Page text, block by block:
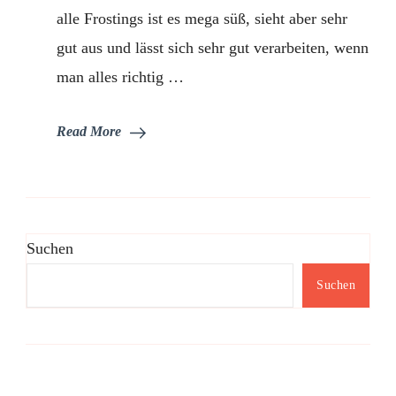
alle Frostings ist es mega süß, sieht aber sehr
gut aus und lässt sich sehr gut verarbeiten, wenn
man alles richtig …
Read More
Suchen
Suchen